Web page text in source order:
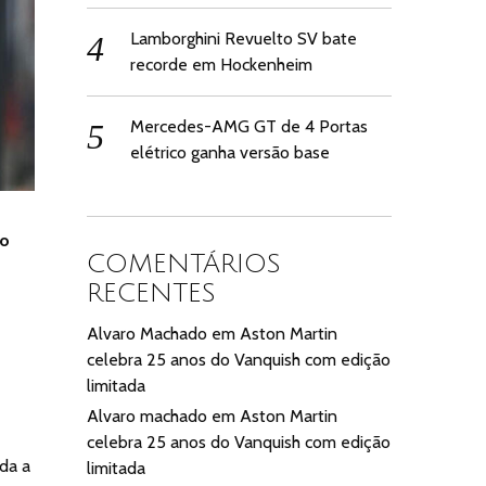
a
Lamborghini Revuelto SV bate
recorde em Hockenheim
Mercedes-AMG GT de 4 Portas
elétrico ganha versão base
COMENTÁRIOS
RECENTES
Alvaro Machado emAston Martin
celebra 25 anos do Vanquish com edição
limitada
Alvaro machado emAston Martin
celebra 25 anos do Vanquish com edição
limitada